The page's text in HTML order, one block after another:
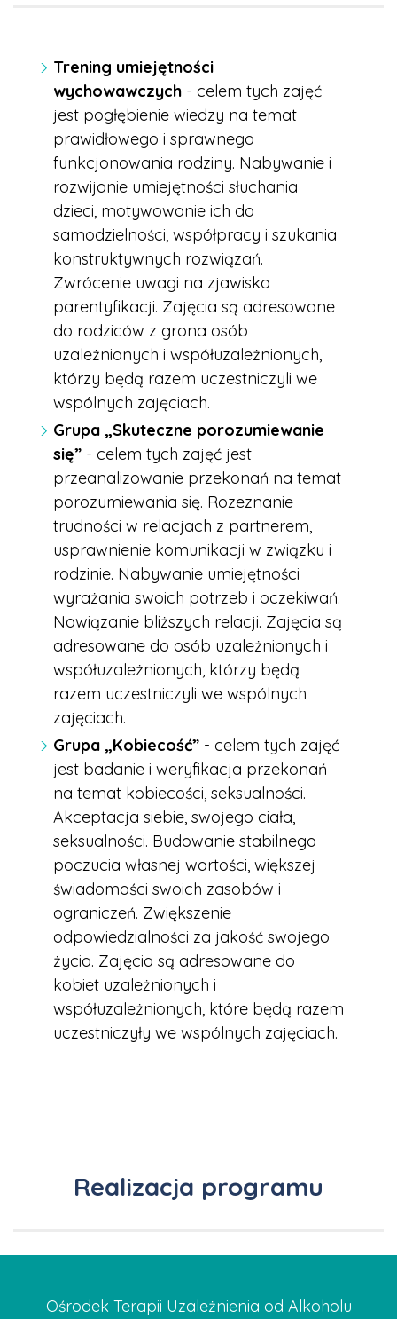
Trening umiejętności
wychowawczych - celem tych zajęć
jest pogłębienie wiedzy na temat
prawidłowego i sprawnego
funkcjonowania rodziny. Nabywanie i
rozwijanie umiejętności słuchania
dzieci, motywowanie ich do
samodzielności, współpracy i szukania
konstruktywnych rozwiązań.
Zwrócenie uwagi na zjawisko
parentyfikacji. Zajęcia są adresowane
do rodziców z grona osób
uzależnionych i współuzależnionych,
którzy będą razem uczestniczyli we
wspólnych zajęciach.
Grupa „Skuteczne porozumiewanie
się” - celem tych zajęć jest
przeanalizowanie przekonań na temat
porozumiewania się. Rozeznanie
trudności w relacjach z partnerem,
usprawnienie komunikacji w związku i
rodzinie. Nabywanie umiejętności
wyrażania swoich potrzeb i oczekiwań.
Nawiązanie bliższych relacji. Zajęcia są
adresowane do osób uzależnionych i
współuzależnionych, którzy będą
razem uczestniczyli we wspólnych
zajęciach.
Grupa „Kobiecość” - celem tych zajęć
jest badanie i weryfikacja przekonań
na temat kobiecości, seksualności.
Akceptacja siebie, swojego ciała,
seksualności. Budowanie stabilnego
poczucia własnej wartości, większej
świadomości swoich zasobów i
ograniczeń. Zwiększenie
odpowiedzialności za jakość swojego
życia. Zajęcia są adresowane do
kobiet uzależnionych i
współuzależnionych, które będą razem
uczestniczyły we wspólnych zajęciach.
Realizacja programu
Ośrodek Terapii Uzależnienia od Alkoholu